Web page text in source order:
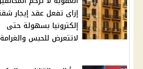
إزاى تفعل عقد إيجار
إلكترونيا بسهولة حتى
لاتتعرض للحبس والغرامة